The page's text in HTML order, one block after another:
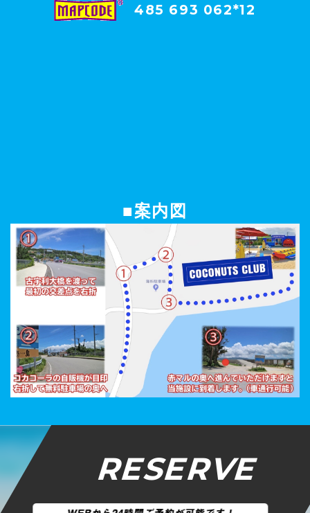
485 693 062*12
■案内図
RESERVE